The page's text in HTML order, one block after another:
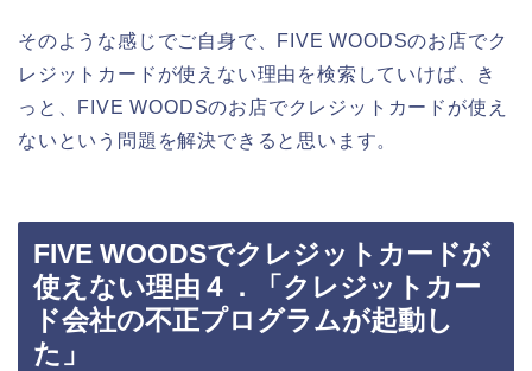
そのような感じでご自身で、FIVE WOODSのお店でク
レジットカードが使えない理由を検索していけば、き
っと、FIVE WOODSのお店でクレジットカードが使え
ないという問題を解決できると思います。
FIVE WOODSでクレジットカードが
使えない理由４．「クレジットカー
ド会社の不正プログラムが起動し
た」